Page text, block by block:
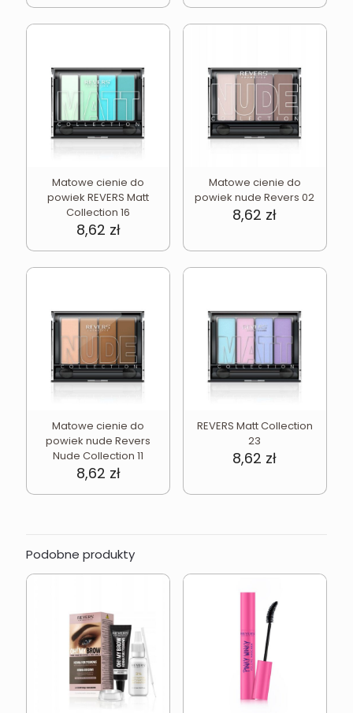
Matowe cienie do
powiek REVERS Matt
Collection 16
8,62 zł
Matowe cienie do
powiek nude Revers 02
8,62 zł
Matowe cienie do
powiek nude Revers
Nude Collection 11
8,62 zł
REVERS Matt Collection
23
8,62 zł
Podobne produkty